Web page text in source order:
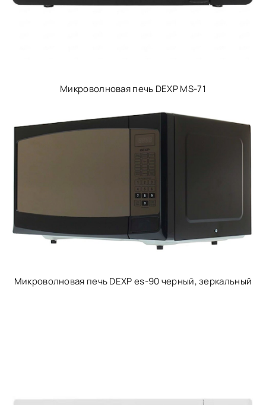
Микроволновая печь DEXP MS-71
Микроволновая печь DEXP es-90 черный, зеркальный